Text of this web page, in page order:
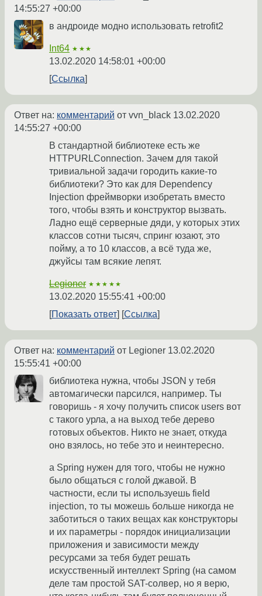
14:55:27 +00:00
в андроиде модно использовать retrofit2
Int64 ★★★
13.02.2020 14:58:01 +00:00
Ссылка
Ответ на: комментарий от vvn_black 13.02.2020
14:55:27 +00:00
В стандартной библиотеке есть же
HTTPURLConnection. Зачем для такой
тривиальной задачи городить какие-то
библиотеки? Это как для Dependency
Injection фреймворки изобретать вместо
того, чтобы взять и конструктор вызвать.
Ладно ещё серверные дяди, у которых этих
классов сотни тысяч, спринг юзают, это
пойму, а то 10 классов, а всё туда же,
джуйсы там всякие лепят.
Legioner ★★★★★
13.02.2020 15:55:41 +00:00
Показать ответ
Ссылка
Ответ на: комментарий от Legioner 13.02.2020
15:55:41 +00:00
библиотека нужна, чтобы JSON у тебя
автомагически парсился, например. Ты
говоришь - я хочу получить список users вот
с такого урла, а на выход тебе дерево
готовых объектов. Никто не знает, откуда
оно взялось, но тебе это и неинтересно.
а Spring нужен для того, чтобы не нужно
было общаться с голой джавой. В
частности, если ты используешь field
injection, то ты можешь больше никогда не
заботиться о таких вещах как конструкторы
и их параметры - порядок инициализации
приложения и зависимости между
ресурсами за тебя будет решать
искусственный интеллект Spring (на самом
деле там простой SAT-солвер, но я верю,